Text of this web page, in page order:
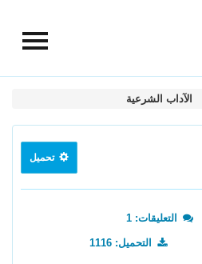
الآداب الشرعية
تحميل
التعليقات: 1
التحميل: 1116